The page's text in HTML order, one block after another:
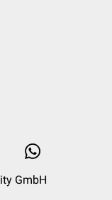
GmbH